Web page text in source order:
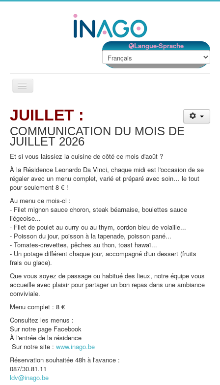
Langue-Sprache
Basculer
la
Accueil
Nos établissements
Nos services
Notre Structure
Bénévolat
Contact
EMPLOIS
Protection des données
JUILLET :
COMMUNICATION DU MOIS DE
JUILLET 2026
Et si vous laissiez la cuisine de côté ce mois d'août ?
À la Résidence Leonardo Da Vinci, chaque midi est l'occasion de se
régaler avec un menu complet, varié et préparé avec soin… le tout
pour seulement 8 € !
Au menu ce mois-ci :
- Filet mignon sauce choron, steak béarnaise, boulettes sauce
liégeoise...
- Filet de poulet au curry ou au thym, cordon bleu de volaille...
- Poisson du jour, poisson à la tapenade, poisson pané...
- Tomates-crevettes, pêches au thon, toast hawaï...
- Un potage différent chaque jour, accompagné d'un dessert (fruits
frais ou glace).
Que vous soyez de passage ou habitué des lieux, notre équipe vous
accueille avec plaisir pour partager un bon repas dans une ambiance
conviviale.
Menu complet : 8 €
Consultez les menus :
Sur notre page Facebook
À l'entrée de la résidence
Sur notre site : www.inago.be
Réservation souhaitée 48h à l'avance :
087/30.81.11
ldv@inago.be